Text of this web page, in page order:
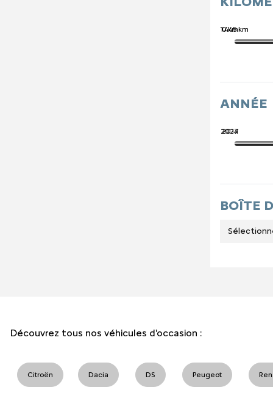
0 km
741 445 km
ANNÉE
2014
2027
BOÎTE
Découvrez tous nos véhicules d'occasion :
Citroën Dacia DS Peugeot